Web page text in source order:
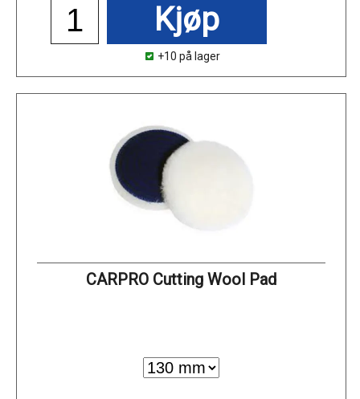
Kjøp
+10 på lager
CARPRO Cutting Wool Pad